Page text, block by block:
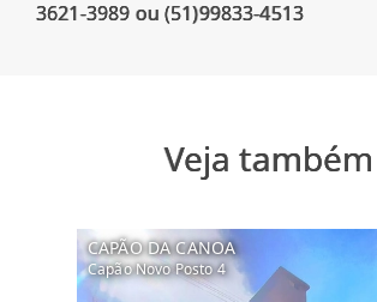
Veja também
CAPÃO DA CANOA
Capão Novo Posto 4